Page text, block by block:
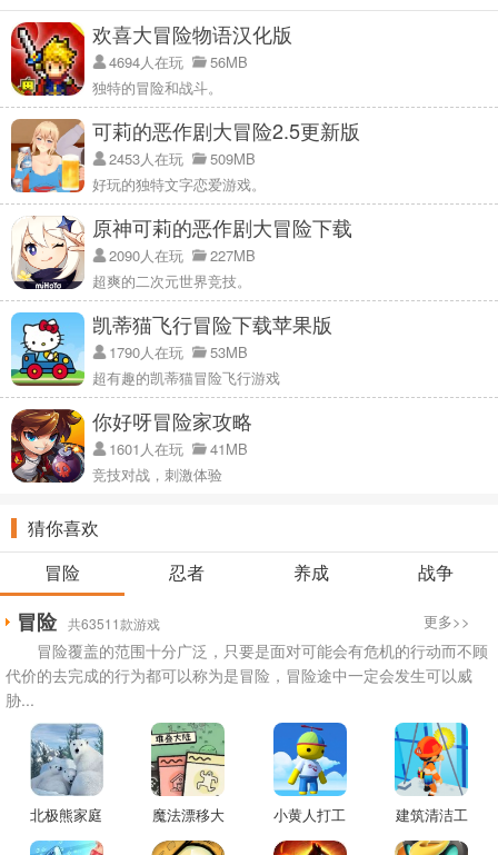
欢喜大冒险物语汉化版
4694人在玩
56MB
独特的冒险和战斗。
可莉的恶作剧大冒险2.5更新版
2453人在玩
509MB
好玩的独特文字恋爱游戏。
原神可莉的恶作剧大冒险下载
2090人在玩
227MB
超爽的二次元世界竞技。
凯蒂猫飞行冒险下载苹果版
1790人在玩
53MB
超有趣的凯蒂猫冒险飞行游戏
你好呀冒险家攻略
1601人在玩
41MB
竞技对战，刺激体验
猜你喜欢
冒险
忍者 养成 战争
冒险 共63511款游戏 更多>>
冒险覆盖的范围十分广泛，只要是面对可能会有危机的行动而不顾
代价的去完成的行为都可以称为是冒险，冒险途中一定会发生可以威
胁...
北极熊家庭
生存游戏
魔法漂移大
陆游戏
小黄人打工
小镇游戏
建筑清洁工
游戏